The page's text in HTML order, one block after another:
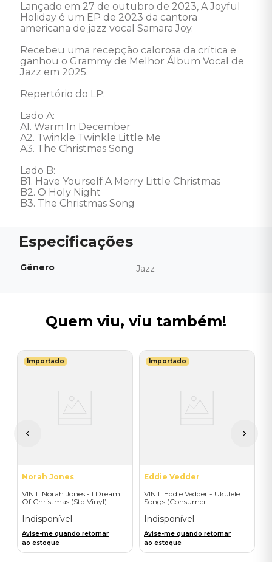
Lançado em 27 de outubro de 2023, A Joyful
Holiday é um EP de 2023 da cantora
americana de jazz vocal Samara Joy.
Recebeu uma recepção calorosa da crítica e
ganhou o Grammy de Melhor Álbum Vocal de
Jazz em 2025.
Repertório do LP:
Lado A:
A1. Warm In December
A2. Twinkle Twinkle Little Me
A3. The Christmas Song
Lado B:
B1. Have Yourself A Merry Little Christmas
B2. O Holy Night
B3. The Christmas Song
Gênero Jazz
Quem viu, viu também!
Importado
Norah Jones
VINIL Norah Jones - I Dream
Of Christmas (Std Vinyl) -
Indisponível
Avise-me quando retornar
ao estoque
Importado
Eddie Vedder
VINIL Eddie Vedder - Ukulele
Songs (Consumer
Indisponível
Avise-me quando retornar
ao estoque